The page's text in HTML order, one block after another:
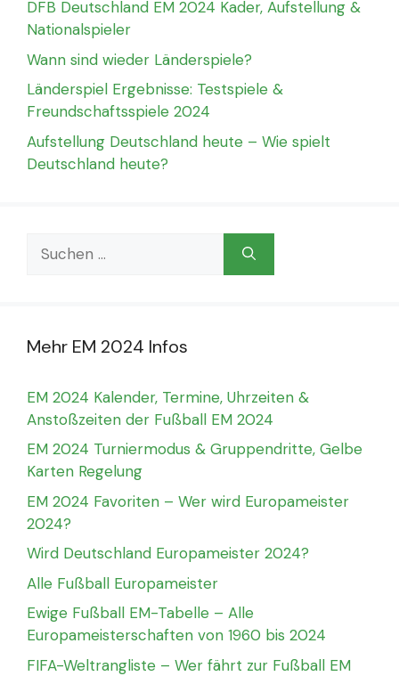
DFB Deutschland EM 2024 Kader, Aufstellung &
Nationalspieler
Wann sind wieder Länderspiele?
Länderspiel Ergebnisse: Testspiele &
Freundschaftsspiele 2024
Aufstellung Deutschland heute – Wie spielt
Deutschland heute?
Suchen
nach:
Mehr EM 2024 Infos
EM 2024 Kalender, Termine, Uhrzeiten &
Anstoßzeiten der Fußball EM 2024
EM 2024 Turniermodus & Gruppendritte, Gelbe
Karten Regelung
EM 2024 Favoriten – Wer wird Europameister
2024?
Wird Deutschland Europameister 2024?
Alle Fußball Europameister
Ewige Fußball EM-Tabelle – Alle
Europameisterschaften von 1960 bis 2024
FIFA-Weltrangliste – Wer fährt zur Fußball EM